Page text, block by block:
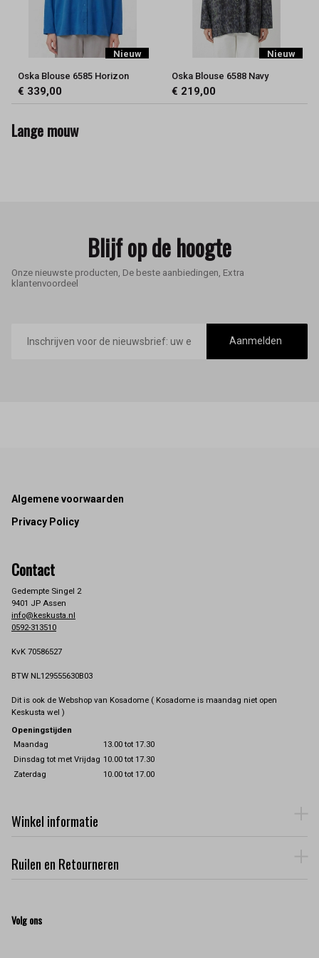
Nieuw
Oska Blouse 6585 Horizon
€ 339,00
Nieuw
Oska Blouse 6588 Navy
€ 219,00
Lange mouw
Blijf op de hoogte
Onze nieuwste producten, De beste aanbiedingen, Extra
klantenvoordeel
mailadres
Aanmelden
Footer
Algemene voorwaarden
Privacy Policy
Contact
Gedempte Singel 2
9401 JP Assen
info@keskusta.nl
0592-313510
KvK 70586527
BTW NL129555630B03
Dit is ook de Webshop van Kosadome ( Kosadome is maandag niet open
Keskusta wel )
Openingstijden
Maandag
13.00 tot 17.30
Dinsdag tot met Vrijdag 10.00 tot 17.30
Zaterdag
10.00 tot 17.00
Winkel informatie
Ruilen en Retourneren
Volg ons